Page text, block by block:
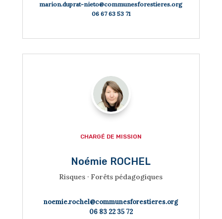
marion.duprat-nieto@communesforestieres.org
06 67 63 53 71

CHARGÉ DE MISSION
Noémie ROCHEL
Risques · Forêts pédagogiques
noemie.rochel@communesforestieres.org
06 83 22 35 72